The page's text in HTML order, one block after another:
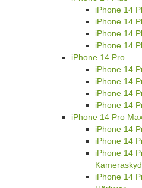
iPhone 14
iPhone 14
iPhone 14
iPhone 14 Plus
iPhone 14
iPhone 14
iPhone 14
iPhone 14
iPhone 14 Pro
iPhone 14
iPhone 14
iPhone 14
iPhone 14
iPhone 14 Pro Max
iPhone 14
iPhone 14